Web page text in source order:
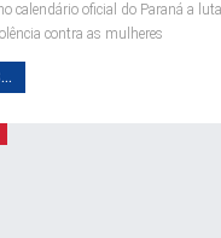
calendário oficial do Paraná a
contra as mulheres